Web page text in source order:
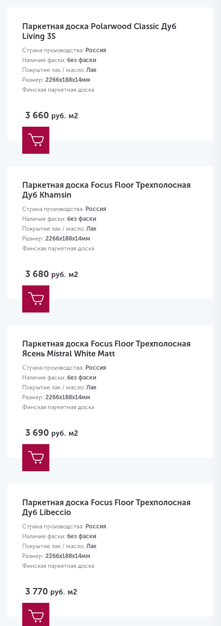
Паркетная доска Polarwood Classic Дуб
Living 3S
Страна производства: Россия
Наличие фаски: без фаски
Покрытие лак / масло: Лак
Размер: 2266х188х14мм
Финская паркетная доска
3 660 руб. м2
Паркетная доска Focus Floor Трехполосная
Дуб Khamsin
Страна производства: Россия
Наличие фаски: без фаски
Покрытие лак / масло: Лак
Размер: 2266х188х14мм
Финская паркетная доска
3 680 руб. м2
Паркетная доска Focus Floor Трехполосная
Ясень Mistral White Matt
Страна производства: Россия
Наличие фаски: без фаски
Покрытие лак / масло: Лак
Размер: 2266х188х14мм
Финская паркетная доска
3 690 руб. м2
Паркетная доска Focus Floor Трехполосная
Дуб Libeccio
Страна производства: Россия
Наличие фаски: без фаски
Покрытие лак / масло: Лак
Размер: 2266х188х14мм
Финская паркетная доска
3 770 руб. м2